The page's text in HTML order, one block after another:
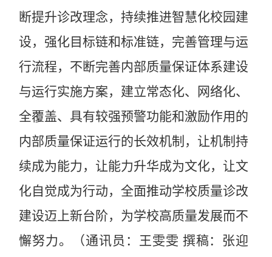
断提升诊改理念，持续推进智慧化校园建
设，强化目标链和标准链，完善管理与运
行流程，不断完善内部质量保证体系建设
与运行实施方案，建立常态化、网络化、
全覆盖、具有较强预警功能和激励作用的
内部质量保证运行的长效机制，让机制持
续成为能力，让能力升华成为文化，让文
化自觉成为行动，全面推动学校质量诊改
建设迈上新台阶，为学校高质量发展而不
懈努力。（通讯员：王雯雯 撰稿：张迎